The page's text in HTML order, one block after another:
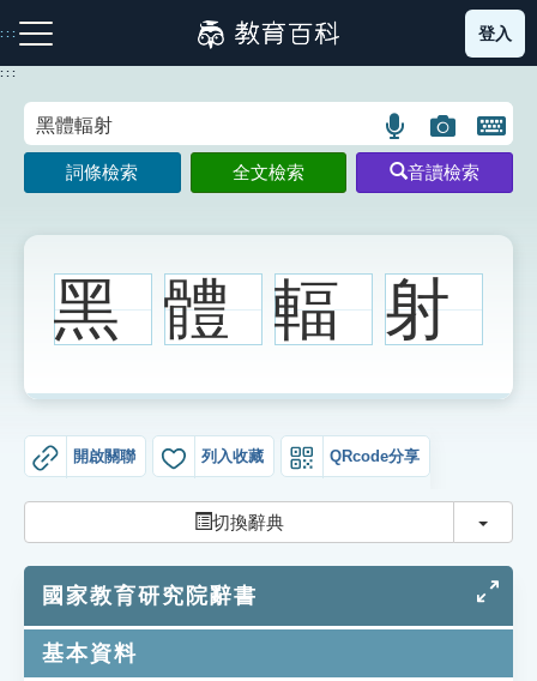
到
主
:::
注音索引圖示 筆畫索引圖示 部首索引表圖示
生字詞彙表
知識索引
單字索引
登入
:::
語
言
搜
示
圖
片
搜
示
開
鍵
圖
詞條檢索 全文檢索 音讀檢索
黑 體 輻 射
開啟關聯 列入收藏 QRcode分享
切換辭典 切換
國家教育研究院辭書
基本資料